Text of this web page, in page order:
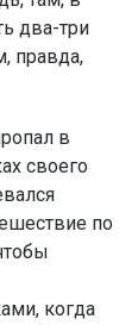
два-три
правда,
в
своего
по
когда